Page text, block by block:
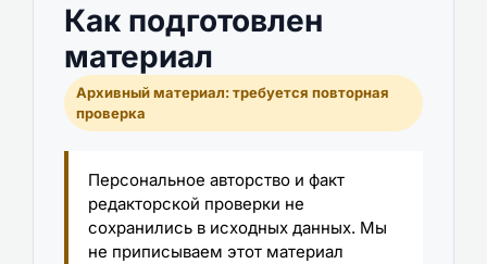
Как подготовлен
материал
Архивный материал: требуется повторная
проверка
Персональное авторство и факт
редакторской проверки не
сохранились в исходных данных. Мы
не приписываем этот материал